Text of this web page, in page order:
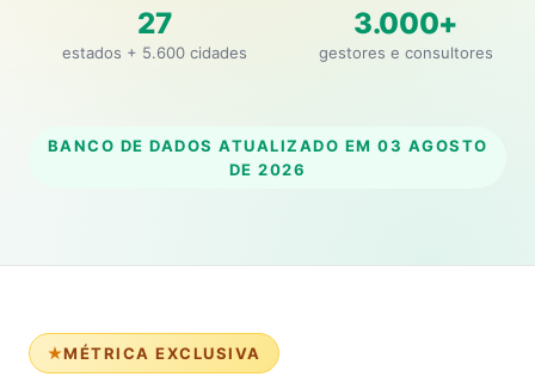
27
estados + 5.600 cidades
3.000+
gestores e consultores
BANCO DE DADOS ATUALIZADO EM 03 AGOSTO
DE 2026
MÉTRICA EXCLUSIVA